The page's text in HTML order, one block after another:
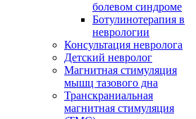
болевом синдроме
Ботулинотерапия в
неврологии
Консультация невролога
Детский невролог
Магнитная стимуляция
мышц тазового дна
Транскраниальная
магнитная стимуляция